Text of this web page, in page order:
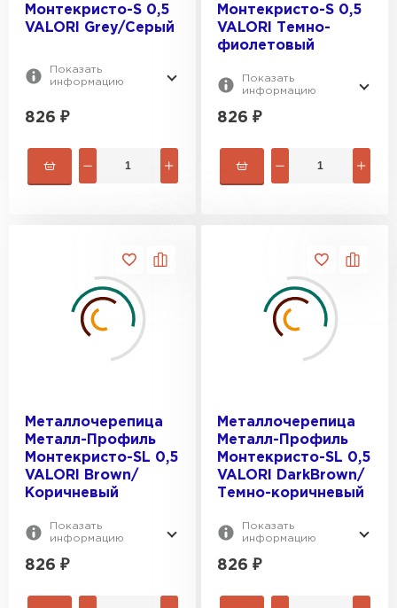
Монтекристо-S 0,5
VALORI Grey/Серый
Показать
информацию
826 ₽
Монтекристо-S 0,5
VALORI Темно-
фиолетовый
Показать
информацию
826 ₽
Металлочерепица
Металл-Профиль
Монтекристо-SL 0,5
VALORI Brown/
Коричневый
Показать
информацию
826 ₽
Металлочерепица
Металл-Профиль
Монтекристо-SL 0,5
VALORI DarkBrown/
Темно-коричневый
Показать
информацию
826 ₽